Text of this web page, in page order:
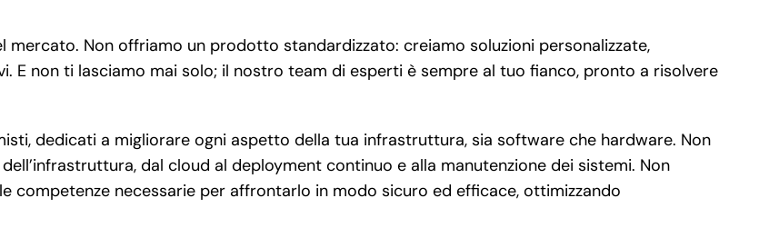
Non offriamo un prodotto standardizzato: creiamo soluzioni personalizzate,
non ti lasciamo mai solo; il nostro team di esperti è sempre al tuo fianco, pronto a risolvere
dedicati a migliorare ogni aspetto della tua infrastruttura, sia software che hardware. Non
dal cloud al deployment continuo e alla manutenzione dei sistemi. Non
necessarie per affrontarlo in modo sicuro ed efficace, ottimizzando